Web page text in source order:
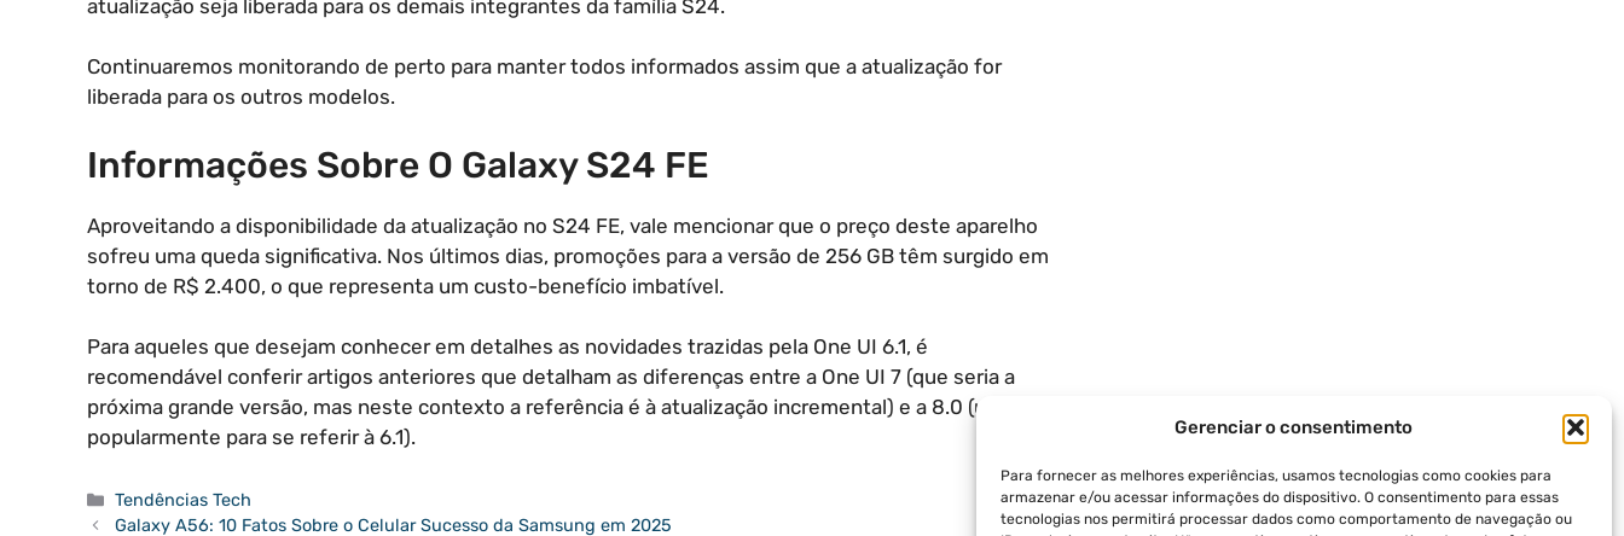
Gerenciar o consentimento
Para fornecer as melhores experiências, usamos tecnologias como cookies para
armazenar e/ou acessar informações do dispositivo. O consentimento para essas
tecnologias nos permitirá processar dados como comportamento de navegação ou
atualização seja liberada para os demais integrantes da família S24.
Continuaremos monitorando de perto para manter todos informados assim que a atualização for
liberada para os outros modelos.
Informações Sobre O Galaxy S24 FE
Aproveitando a disponibilidade da atualização no S24 FE, vale mencionar que o preço deste aparelho
sofreu uma queda significativa. Nos últimos dias, promoções para a versão de 256 GB têm surgido em
torno de R$ 2.400, o que representa um custo-benefício imbatível.
Para aqueles que desejam conhecer em detalhes as novidades trazidas pela One UI 6.1, é
recomendável conferir artigos anteriores que detalham as diferenças entre a One UI 7 (que seria a
próxima grande versão, mas neste contexto a referência é à atualização incremental) e a 8.0 (usada
popularmente para se referir à 6.1).
Categorias
Tendências Tech
Galaxy A56: 10 Fatos Sobre o Celular Sucesso da Samsung em 2025